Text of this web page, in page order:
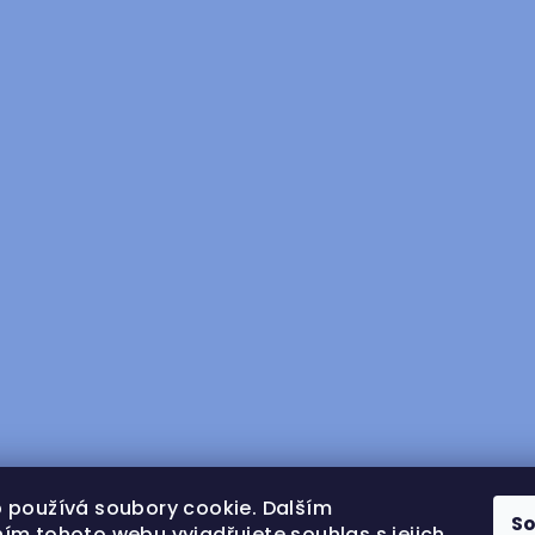
používá soubory cookie. Dalším